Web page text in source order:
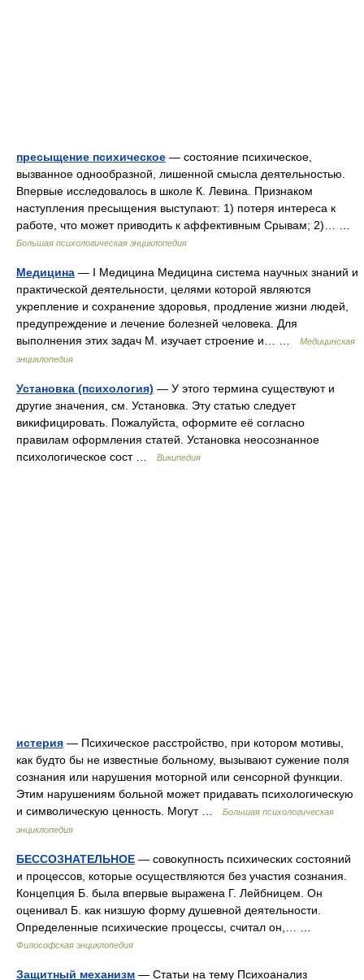
пресыщение психическое — состояние психическое,
вызванное однообразной, лишенной смысла деятельностью.
Впервые исследовалось в школе К. Левина. Признаком
наступления пресыщения выступают: 1) потеря интереса к
работе, что может приводить к аффективным Срывам; 2)… …
Большая психологическая энциклопедия
Медицина — I Медицина Медицина система научных знаний и
практической деятельности, целями которой являются
укрепление и сохранение здоровья, продление жизни людей,
предупреждение и лечение болезней человека. Для
выполнения этих задач М. изучает строение и… …
Медицинская
энциклопедия
Установка (психология) — У этого термина существуют и
другие значения, см. Установка. Эту статью следует
викифицировать. Пожалуйста, оформите её согласно
правилам оформления статей. Установка неосознанное
психологическое сост …
Википедия
истерия — Психическое расстройство, при котором мотивы,
как будто бы не известные больному, вызывают сужение поля
сознания или нарушения моторной или сенсорной функции.
Этим нарушениям больной может придавать психологическую
и символическую ценность. Могут …
Большая психологическая
энциклопедия
БЕССОЗНАТЕЛЬНОЕ — совокупность психических состояний
и процессов, которые осуществляются без участия сознания.
Концепция Б. была впервые выражена Г. Лейбницем. Он
оценивал Б. как низшую форму душевной деятельности.
Определенные психические процессы, считал он,… …
Философская энциклопедия
Защитный механизм — Статьи на тему Психоанализ